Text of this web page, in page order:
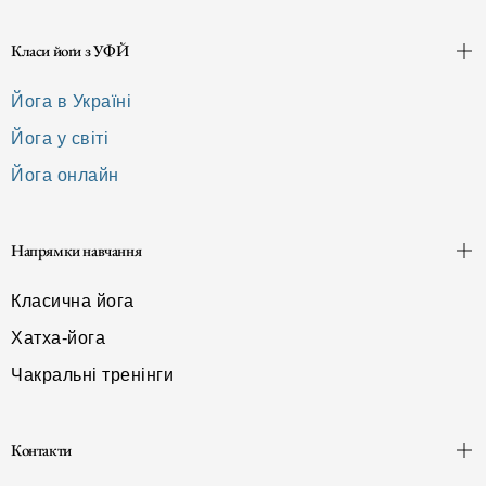
Класи йоґи з УФЙ
Йога в Україні
Йога у світі
Йога онлайн
Напрямки навчання
Класична йога
Хатха-йога
Чакральні тренінги
Контакти